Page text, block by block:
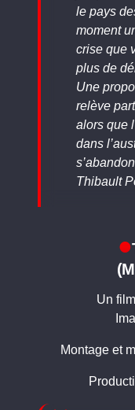
le pays
moment
crise que
plus de
Une
relève
alors que
dans
Thibault
Un
Montage et